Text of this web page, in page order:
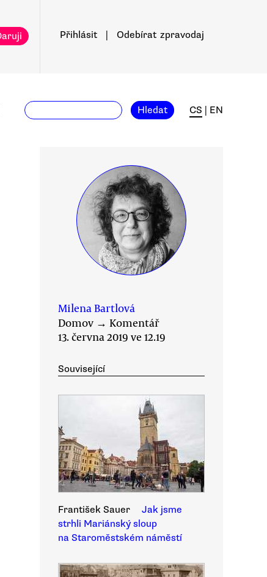
Přihlásit Odebírat zpravodaj
Hledat CS EN
Milena Bartlová
Domov → Komentář
13. června 2019 ve 12.19
Související
František Sauer
Jak jsme
strhli Mariánský sloup
na Staroměstském náměstí